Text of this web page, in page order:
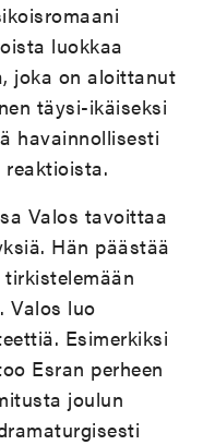
luokkaa
joka on aloittanut
täysi-ikäiseksi
havainnollisesti
reaktioista.
Valos tavoittaa
Hän päästää
Valos luo
Esimerkiksi
Esran perheen
joulun